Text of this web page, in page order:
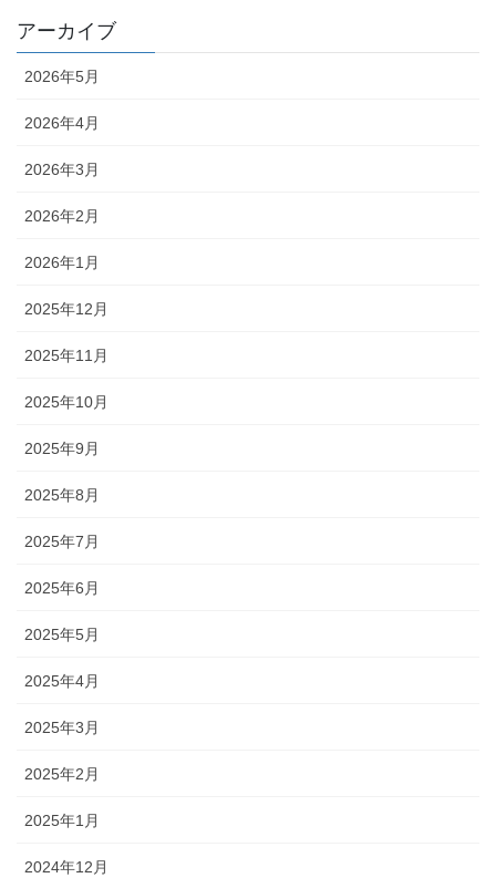
アーカイブ
2026年5月
2026年4月
2026年3月
2026年2月
2026年1月
2025年12月
2025年11月
2025年10月
2025年9月
2025年8月
2025年7月
2025年6月
2025年5月
2025年4月
2025年3月
2025年2月
2025年1月
2024年12月